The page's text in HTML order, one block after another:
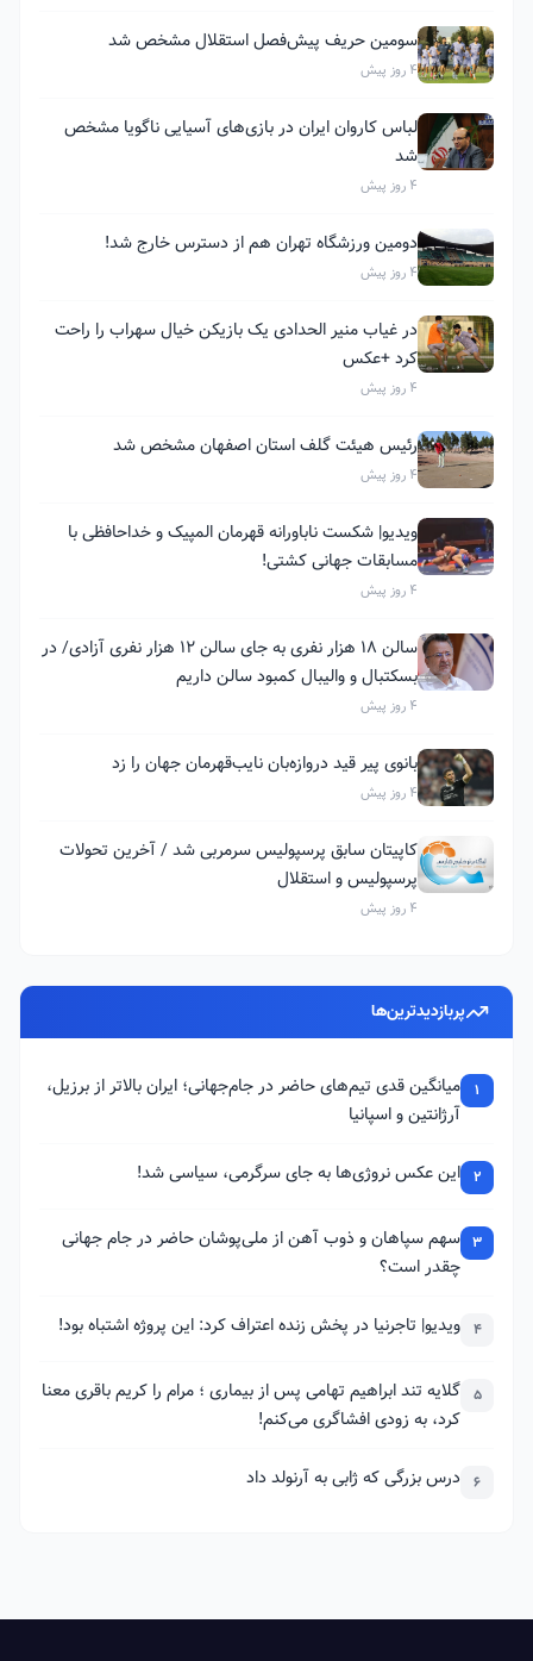
سومین حریف پیش‌فصل استقلال مشخص شد
4 روز پیش
لباس کاروان ایران در بازی‌های آسیایی ناگویا مشخص
شد
4 روز پیش
دومین ورزشگاه تهران هم از دسترس خارج شد!
4 روز پیش
در غیاب منیر الحدادی یک بازیکن خیال سهراب را راحت
کرد +عکس
4 روز پیش
رئیس هیئت گلف استان اصفهان مشخص شد
4 روز پیش
ویدیو| شکست ناباورانه قهرمان المپیک و خداحافظی با
مسابقات جهانی کشتی!
4 روز پیش
سالن ۱۸ هزار نفری به جای سالن ۱۲ هزار نفری آزادی/ در
بسکتبال و والیبال کمبود سالن داریم
4 روز پیش
بانوی پیر قید دروازه‌بان نایب‌قهرمان جهان را زد
4 روز پیش
کاپیتان سابق پرسپولیس سرمربی شد / آخرین تحولات
پرسپولیس و استقلال
4 روز پیش
پربازدیدترین‌ها
1
میانگین قدی تیم‌های حاضر در جام‌جهانی؛ ایران بالاتر از برزیل،
آرژانتین و اسپانیا
2 این عکس نروژی‌ها به جای سرگرمی، سیاسی شد!
3 سهم سپاهان و ذوب آهن از ملی‌پوشان حاضر در جام جهانی
چقدر است؟
4 ویدیو| تاجرنیا در پخش زنده اعتراف کرد: این پروژه اشتباه بود!
5 گلایه تند ابراهیم تهامی پس از بیماری ؛ مرام را کریم باقری معنا
کرد، به زودی افشاگری می‌کنم!
6 درس بزرگی که ژابی به آرنولد داد